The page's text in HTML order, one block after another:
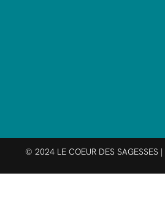
© 2024 LE COEUR DES SAGESSES |